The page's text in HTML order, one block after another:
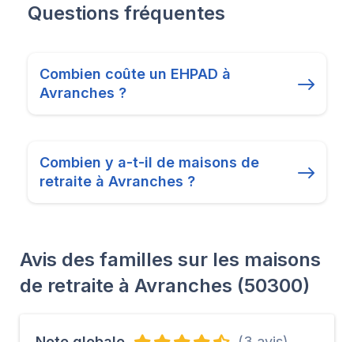
Questions fréquentes
Combien coûte un EHPAD à
Avranches ?
Combien y a-t-il de maisons de
retraite à Avranches ?
Avis des familles sur les maisons
de retraite à Avranches (50300)